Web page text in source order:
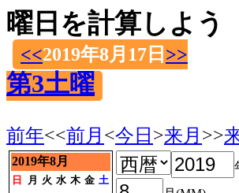
曜日を計算しよう
<<2019年8月17日 >>
第3土曜
前年<<前月 <今日 >来月 >>
2019年8月
日 月 火 水 木 金 土